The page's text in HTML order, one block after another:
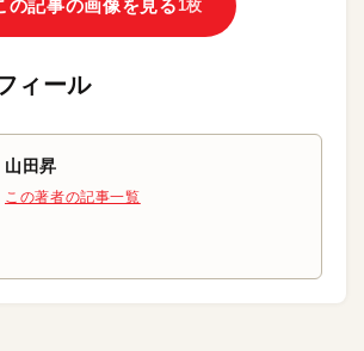
の記事の画像を見る1枚
ィール
山田昇
この著者の記事一覧